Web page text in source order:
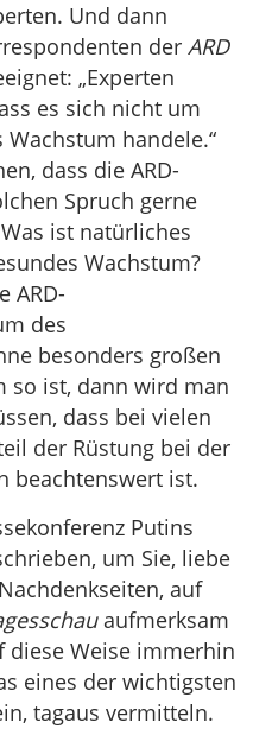
Und dann
der ARD
„Experten
es sich nicht um
handele.“
dass die ARD-
Spruch gerne
ist natürliches
Wachstum?
ARD-
des
besonders großen
so ist, dann wird man
dass bei vielen
der Rüstung bei der
beachtenswert ist.
Putins
um Sie, liebe
auf
aufmerksam
diese Weise immerhin
eines der wichtigsten
tagaus vermitteln.